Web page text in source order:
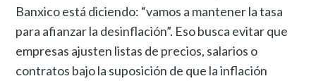
Banxico está diciendo: “vamos a mantener la tasa
para afianzar la desinflación”. Eso busca evitar que
empresas ajusten listas de precios, salarios o
contratos bajo la suposición de que la inflación